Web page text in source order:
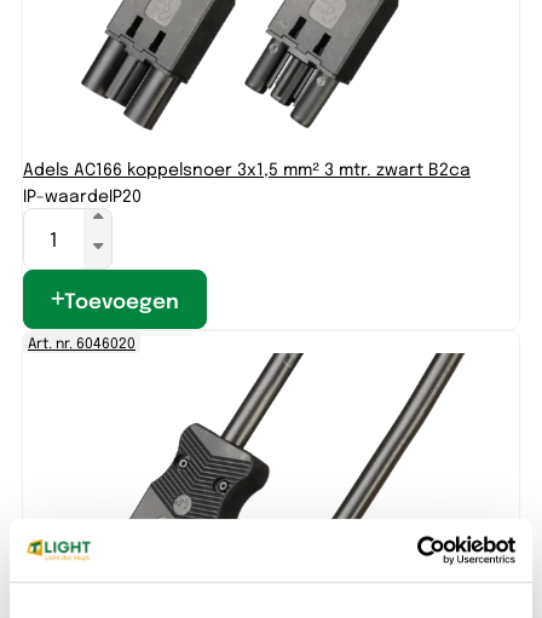
Adels AC166 koppelsnoer 3x1,5 mm² 3 mtr. zwart B2ca
IP-waardeIP20
Toevoegen
Art. nr. 6046020